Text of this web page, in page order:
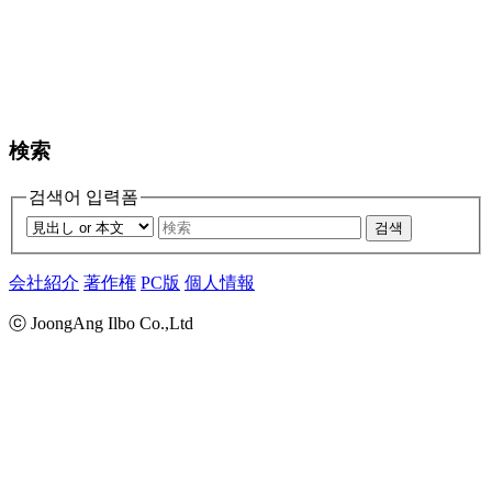
検索
검색어 입력폼
검색
会社紹介 著作権 PC版 個人情報
ⓒ JoongAng Ilbo Co.,Ltd